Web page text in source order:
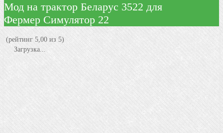
Мод на трактор Беларус 3522 для
Фермер Симулятор 22
(рейтинг 5,00 из 5)
Загрузка...